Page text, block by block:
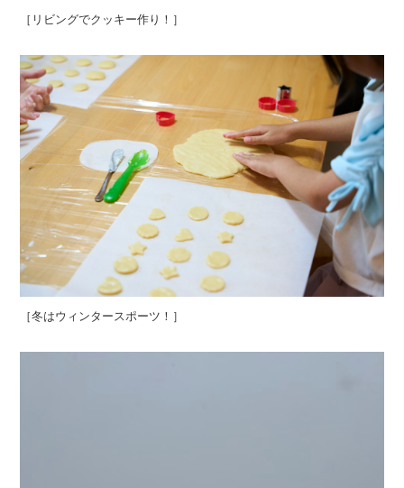
［リビングでクッキー作り！］
［冬はウィンタースポーツ！］